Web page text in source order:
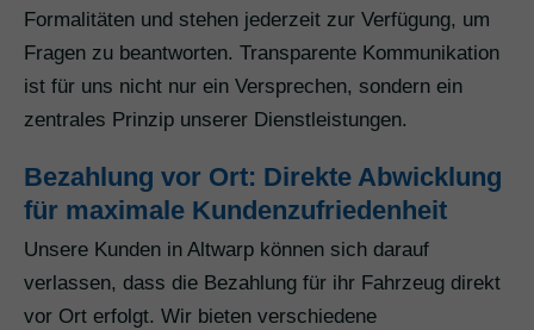
Formalitäten und stehen jederzeit zur Verfügung, um
Fragen zu beantworten. Transparente Kommunikation
ist für uns nicht nur ein Versprechen, sondern ein
zentrales Prinzip unserer Dienstleistungen.
Bezahlung vor Ort: Direkte Abwicklung
für maximale Kundenzufriedenheit
Unsere Kunden in Altwarp können sich darauf
verlassen, dass die Bezahlung für ihr Fahrzeug direkt
vor Ort erfolgt. Wir bieten verschiedene